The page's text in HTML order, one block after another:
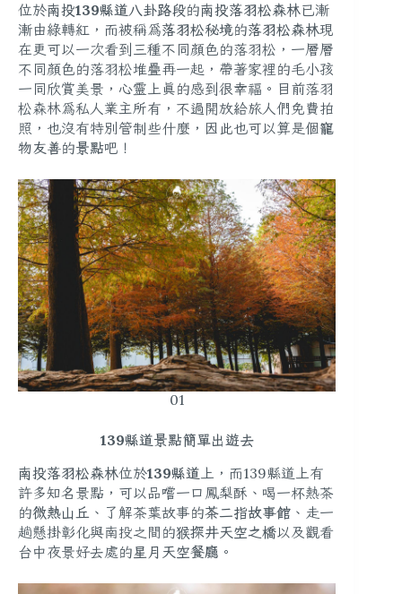
位於南投139縣道八卦路段的南投落羽松森林已漸
漸由綠轉紅，而被稱為落羽松秘境的落羽松森林現
在更可以一次看到三種不同顏色的落羽松，一層層
不同顏色的落羽松堆疊再一起，帶著家裡的毛小孩
一同欣賞美景，心靈上真的感到很幸福。目前落羽
松森林為私人業主所有，不過開放給旅人們免費拍
照 ，也沒有特別管制些什麼，因此也可以算是個寵
物友善的景點吧！
01
139縣道景點簡單出遊去
南投落羽松森林位於139縣道上，而139縣道上有
許多知名景點，可以品嚐一口鳳梨酥、喝一杯熱茶
的微熱山丘 、了解茶葉故事的茶二指故事館 、走一
趟懸掛彰化與南投之間的猴探井天空之橋以及觀看
台中夜景好去處的星月天空餐廳 。